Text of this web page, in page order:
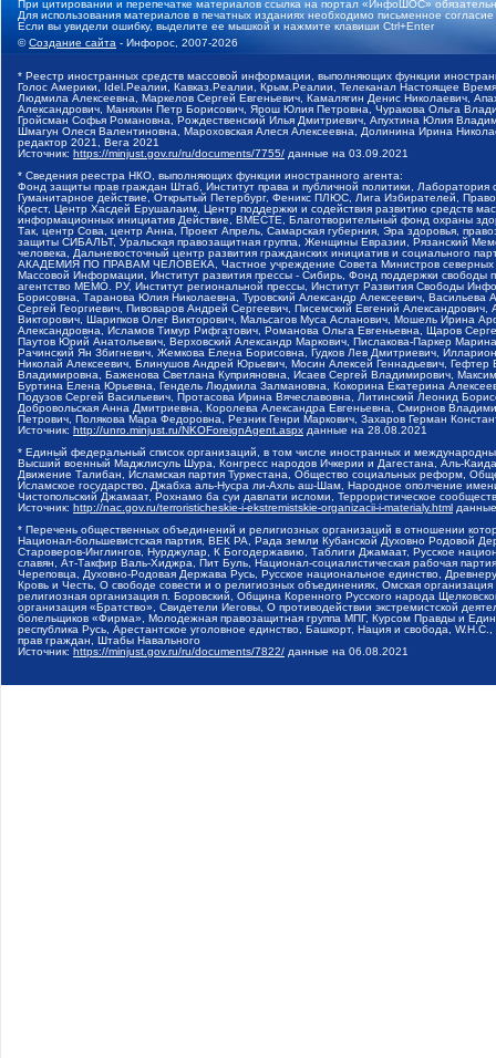
При цитировании и перепечатке материалов ссылка на портал «ИнфоШОС»
Для использования материалов в печатных изданиях необходимо письменное
Если вы увидели ошибку, выделите ее мышкой и нажмите клавиши Ctrl+Enter
©Создание сайта - Инфорос, 2007-2026
* Реестр иностранных средств массовой информации, выполняющих функции
Голос Америки, Idel.Реалии, Кавказ.Реалии, Крым.Реалии, Телеканал Настоящее
Людмила Алексеевна, Маркелов Сергей Евгеньевич, Камалягин Денис Николаевич,
Александрович, Маняхин Петр Борисович, Ярош Юлия Петровна, Чуракова Ольга
Гройсман Софья Романовна, Рождественский Илья Дмитриевич, Апухтина Юлия
Шмагун Олеся Валентиновна, Мароховская Алеся Алексеевна, Долинина Ирина
редактор 2021, Вега 2021
Источник: https://minjust.gov.ru/ru/documents/7755/ данные на 03.09.2021
* Сведения реестра НКО, выполняющих функции иностранного агента:
Фонд защиты прав граждан Штаб, Институт права и публичной политики,
Гуманитарное действие, Открытый Петербург, Феникс ПЛЮС, Лига Избирателей,
Крест, Центр Хасдей Ерушалаим, Центр поддержки и содействия развитию средств
информационных инициатив Действие, ВМЕСТЕ, Благотворительный фонд охраны
Так, центр Сова, центр Анна, Проект Апрель, Самарская губерния, Эра здоровья,
защиты СИБАЛЬТ, Уральская правозащитная группа, Женщины Евразии, Рязанский
человека, Дальневосточный центр развития гражданских инициатив и социального
АКАДЕМИЯ ПО ПРАВАМ ЧЕЛОВЕКА, Частное учреждение Совета Министров северных
Массовой Информации, Институт развития прессы - Сибирь, Фонд поддержки
агентство МЕМО. РУ, Институт региональной прессы, Институт Развития Свободы
Борисовна, Таранова Юлия Николаевна, Туровский Александр Алексеевич,
Сергей Георгиевич, Пивоваров Андрей Сергеевич, Писемский Евгений
Викторович, Шарипков Олег Викторович, Мальсагов Муса Асланович, Мошель Ирина
Александровна, Исламов Тимур Рифгатович, Романова Ольга Евгеньевна, Щаров
Паутов Юрий Анатольевич, Верховский Александр Маркович, Пислакова-Паркер
Рачинский Ян Збигневич, Жемкова Елена Борисовна, Гудков Лев Дмитриевич,
Николай Алексеевич, Блинушов Андрей Юрьевич, Мосин Алексей Геннадьевич,
Владимировна, Баженова Светлана Куприяновна, Исаев Сергей Владимирович,
Буртина Елена Юрьевна, Гендель Людмила Залмановна, Кокорина Екатерина
Подузов Сергей Васильевич, Протасова Ирина Вячеславовна, Литинский Леонид
Добровольская Анна Дмитриевна, Королева Александра Евгеньевна, Смирнов
Петрович, Полякова Мара Федоровна, Резник Генри Маркович, Захаров Герман
Источник: http://unro.minjust.ru/NKOForeignAgent.aspx данные на 28.08.2021
* Единый федеральный список организаций, в том числе иностранных и
Высший военный Маджлисуль Шура, Конгресс народов Ичкерии и Дагестана, Аль-
Движение Талибан, Исламская партия Туркестана, Общество социальных реформ,
Исламское государство, Джабха аль-Нусра ли-Ахль аш-Шам, Народное ополчение
Чистопольский Джамаат, Рохнамо ба суи давлати исломи, Террористическое
Источник: http://nac.gov.ru/terroristicheskie-i-ekstremistskie-organizacii-i-materialy.html
* Перечень общественных объединений и религиозных организаций в отношении
Национал-большевистская партия, ВЕК РА, Рада земли Кубанской Духовно Родовой
Староверов-Инглингов, Нурджулар, К Богодержавию, Таблиги Джамаат, Русское
славян, Ат-Такфир Валь-Хиджра, Пит Буль, Национал-социалистическая рабочая
Череповца, Духовно-Родовая Держава Русь, Русское национальное единство,
Кровь и Честь, О свободе совести и о религиозных объединениях, Омская
религиозная организация п. Боровский, Община Коренного Русского народа
организация «Братство», Свидетели Иеговы, О противодействии экстремистской
болельщиков «Фирма», Молодежная правозащитная группа МПГ, Курсом Правды и
республика Русь, Арестантское уголовное единство, Башкорт, Нация и свобода,
прав граждан, Штабы Навального
Источник: https://minjust.gov.ru/ru/documents/7822/ данные на 06.08.2021